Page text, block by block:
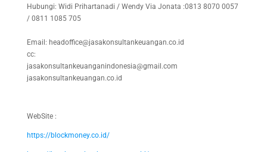
Hubungi: Widi Prihartanadi / Wendy Via Jonata :0813 8070 0057
/ 0811 1085 705
Email: headoffice@jasakonsultankeuangan.co.id
cc:
jasakonsultankeuanganindonesia@gmail.com
jasakonsultankeuangan.co.id
WebSite :
https://blockmoney.co.id/